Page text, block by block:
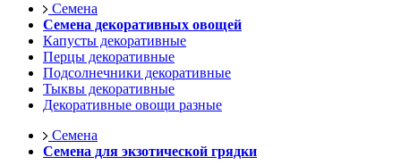
Семена
Семена декоративных овощей
Капусты декоративные
Перцы декоративные
Подсолнечники декоративные
Тыквы декоративные
Декоративные овощи разные
Семена
Семена для экзотической грядки